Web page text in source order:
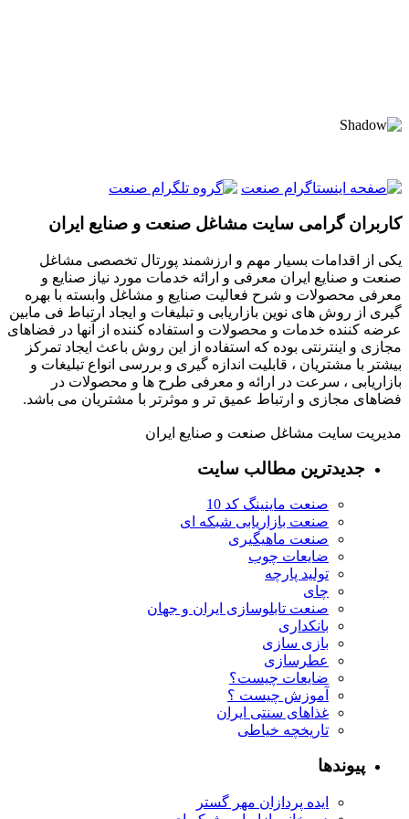
کاربران گرامی سایت مشاغل صنعت و صنایع ایران
یکی از اقدامات بسیار مهم و ارزشمند پورتال تخصصی مشاغل
صنعت و صنایع ایران معرفی و ارائه خدمات مورد نیاز صنایع و
معرفی محصولات و شرح فعالیت صنایع و مشاغل وابسته با بهره
گیری از روش های نوین بازاریابی و تبلیغات و ایجاد ارتباط فی مابین
عرضه کننده خدمات و محصولات و استفاده کننده از آنها در فضاهای
مجازی و اینترنتی بوده که استفاده از این روش باعث ایجاد تمرکز
بیشتر با مشتریان ، قابلیت اندازه گیری و بررسی انواع تبلیغات و
بازاریابی ، سرعت در ارائه و معرفی طرح ها و محصولات در
فضاهای مجازی و ارتباط عمیق تر و موثرتر با مشتریان می باشد.
مدیریت سایت مشاغل صنعت و صنایع ایران
جدیدترین مطالب سایت
صنعت ماینینگ کد 10
صنعت بازاریابی شبکه ای
صنعت ماهیگیری
ضایعات چوب
تولید پارچه
چای
صنعت تابلوسازی ایران و جهان
بانکداری
بازی سازی
عطرسازی
ضایعات چیست؟
آموزش چیست ؟
غذاهای سنتی ایران
تاریخچه خیاطی
پیوندها
ایده پردازان مهر گستر